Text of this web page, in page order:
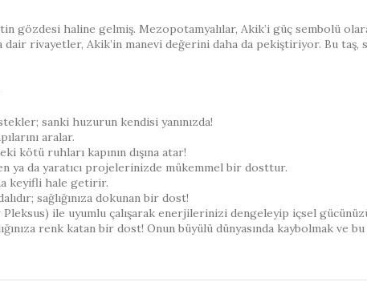
gözdesi haline gelmiş. Mezopotamyalılar, Akik’i güç sembolü
dair rivayetler, Akik’in manevi değerini daha da pekiştiriyor. Bu taş,
sanki huzurun kendisi yanınızda!
aralar.
ruhları kapının dışına atar!
ya da yaratıcı projelerinizde mükemmel bir dosttur.
keyifli hale getirir.
sağlığınıza dokunan bir dost!
Pleksus) ile uyumlu çalışarak enerjilerinizi dengeleyip içsel
renk katan bir dost! Onun büyülü dünyasında kaybolmak ve